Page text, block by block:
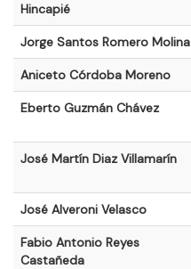
Hincapié
Jorge Santos Romero Molina
Aniceto Córdoba Moreno
Eberto Guzmán Chávez
José Martín Diaz Villamarín
José Alveroni Velasco
Fabio Antonio Reyes
Castañeda